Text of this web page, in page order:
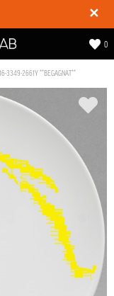
✕
0
3349-2661Y **BEGAGNAT**